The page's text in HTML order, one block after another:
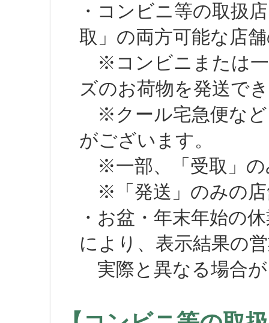
・コンビニ等の取扱
取」の両方可能な店
※コンビニまたは一
ズのお荷物を発送で
※クール宅急便など
がございます。
※一部、「受取」の
※「発送」のみの店
・お盆・年末年始の
により、表示結果の
実際と異なる場合が